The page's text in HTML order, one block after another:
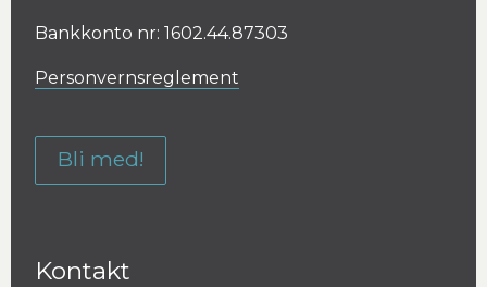
Bankkonto nr: 1602.44.87303
Personvernsreglement
Bli med!
Kontakt